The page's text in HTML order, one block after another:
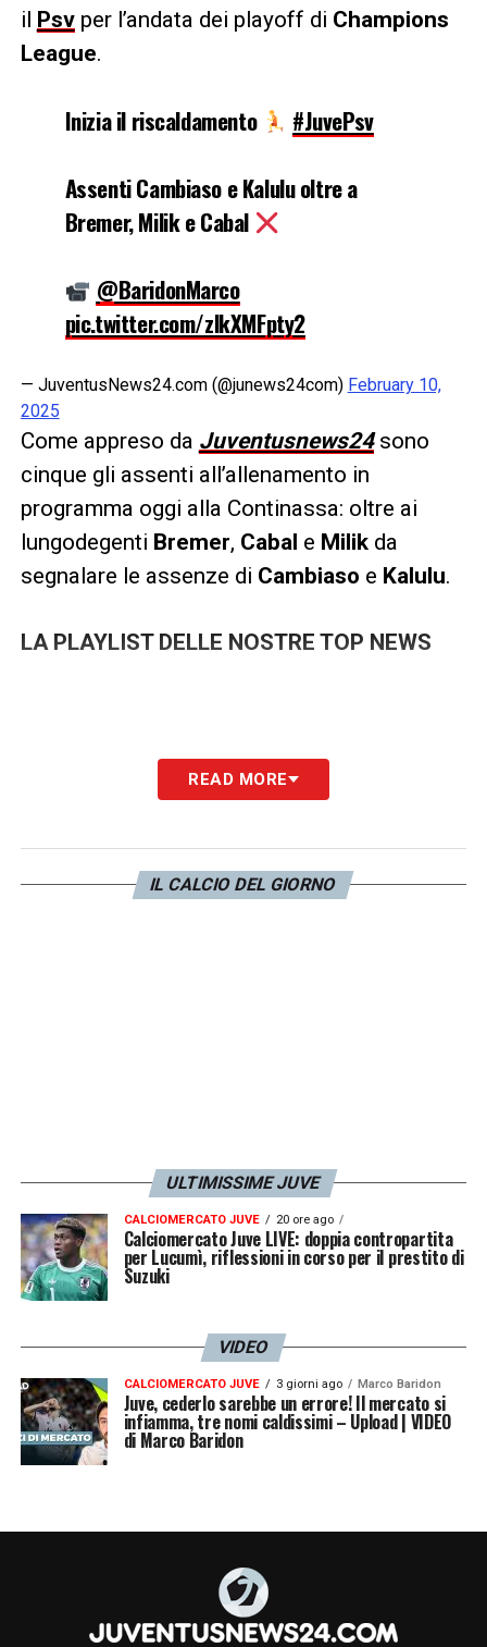
il Psvper l’andata dei playoff di Champions
League.
Inizia il riscaldamento
#JuvePsv
Assenti Cambiaso e Kalulu oltre a
Bremer, Milik e Cabal
@BaridonMarco
pic.twitter.com/zlkXMFpty2
— JuventusNews24.com (@junews24com) February 10,
2025
Come appreso da Juventusnews24sono
cinque gli assenti all’allenamento in
programma oggi alla Continassa: oltre ai
lungodegenti Bremer, Cabal e Milikda
segnalare le assenze di Cambiaso e Kalulu.
LA PLAYLIST DELLE NOSTRE TOP NEWS
READ MORE
IL CALCIO DEL GIORNO
ULTIMISSIME JUVE
CALCIOMERCATO JUVE 20 ore ago
Calciomercato Juve LIVE: doppia contropartita
per Lucumì, riflessioni in corso per il prestito di
Suzuki
VIDEO
CALCIOMERCATO JUVE 3 giorni ago Marco Baridon
Juve, cederlo sarebbe un errore! Il mercato si
infiamma, tre nomi caldissimi – Upload | VIDEO
di Marco Baridon